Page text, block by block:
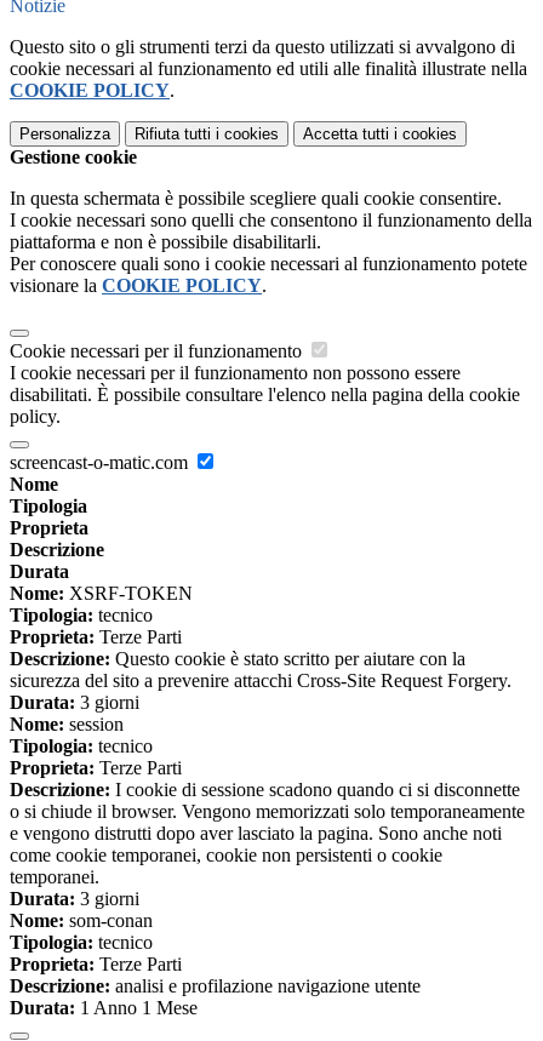
Notizie
Questo sito o gli strumenti terzi da questo utilizzati si avvalgono di
cookie necessari al funzionamento ed utili alle finalità illustrate nella
COOKIE POLICY.
Personalizza Rifiuta tutti i cookies Accetta tutti i cookies
Gestione cookie
In questa schermata è possibile scegliere quali cookie consentire.
I cookie necessari sono quelli che consentono il funzionamento della
piattaforma e non è possibile disabilitarli.
Per conoscere quali sono i cookie necessari al funzionamento potete
visionare la COOKIE POLICY.
Cookie necessari per il funzionamento
I cookie necessari per il funzionamento non possono essere
disabilitati. È possibile consultare l'elenco nella pagina della cookie
policy.
screencast-o-matic.com
Nome
Tipologia
Proprieta
Descrizione
Durata
Nome: XSRF-TOKEN
Tipologia: tecnico
Proprieta: Terze Parti
Descrizione: Questo cookie è stato scritto per aiutare con la
sicurezza del sito a prevenire attacchi Cross-Site Request Forgery.
Durata: 3 giorni
Nome: session
Tipologia: tecnico
Proprieta: Terze Parti
Descrizione: I cookie di sessione scadono quando ci si disconnette
o si chiude il browser. Vengono memorizzati solo temporaneamente
e vengono distrutti dopo aver lasciato la pagina. Sono anche noti
come cookie temporanei, cookie non persistenti o cookie
temporanei.
Durata: 3 giorni
Nome: som-conan
Tipologia: tecnico
Proprieta: Terze Parti
Descrizione: analisi e profilazione navigazione utente
Durata: 1 Anno 1 Mese